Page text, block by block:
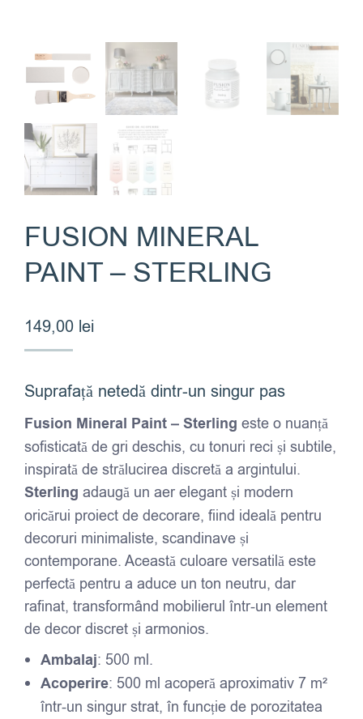
FUSION MINERAL
PAINT – STERLING
149,00 lei
Suprafață netedă dintr-un singur pas
Fusion Mineral Paint – Sterling este o nuanță
sofisticată de gri deschis, cu tonuri reci și subtile,
inspirată de strălucirea discretă a argintului.
Sterling adaugă un aer elegant și modern
oricărui proiect de decorare, fiind ideală pentru
decoruri minimaliste, scandinave și
contemporane. Această culoare versatilă este
perfectă pentru a aduce un ton neutru, dar
rafinat, transformând mobilierul într-un element
de decor discret și armonios.
Ambalaj: 500 ml.
Acoperire: 500 ml acoperă aproximativ 7 m²
într-un singur strat, în funcție de porozitatea